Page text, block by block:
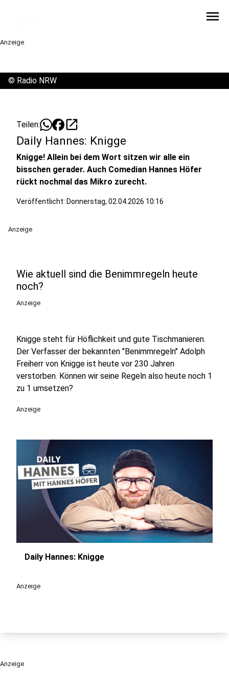
menu
Anzeige
© Radio NRW
Teilen: open_in_new
Daily Hannes: Knigge
Knigge! Allein bei dem Wort sitzen wir alle ein
bisschen gerader. Auch Comedian Hannes Höfer
rückt nochmal das Mikro zurecht.
Veröffentlicht: Donnerstag, 02.04.2026 10:16
Anzeige
Wie aktuell sind die Benimmregeln heute
noch?
Anzeige
Knigge steht für Höflichkeit und gute Tischmanieren.
Der Verfasser der bekannten "Benimmregeln" Adolph
Freiherr von Knigge ist heute vor 230 Jahren
verstorben. Können wir seine Regeln also heute noch 1
zu 1 umsetzen?
Anzeige
Daily Hannes: Knigge
Anzeige
Anzeige